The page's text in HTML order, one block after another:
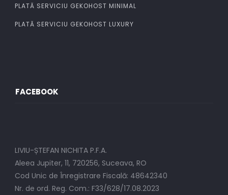
PLATĂ SERVICIU GEKOHOST MINIMAL
PLATĂ SERVICIU GEKOHOST LUXURY
FACEBOOK
LIVIU-ȘTEFAN NICHITA P.F.A.
Aleea Jupiter, 11, 720256, Suceava, RO
Cod Unic de Înregistrare Fiscală: 48642340
Nr. de ord. Reg. Com.: F33/628/17.08.2023